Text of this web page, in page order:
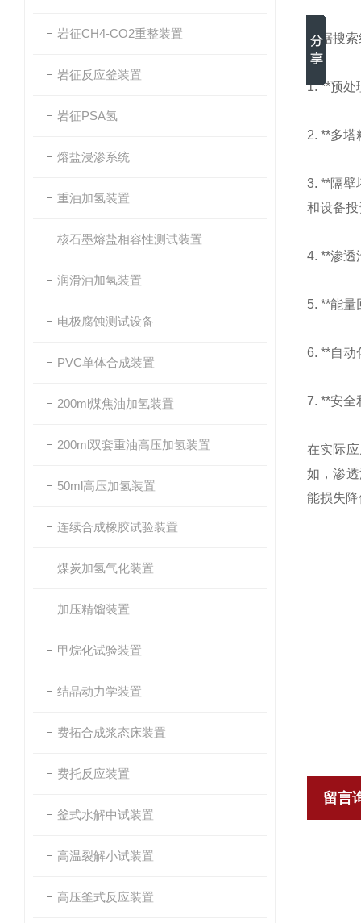
岩征CH4-CO2重整装置
岩征反应釜装置
岩征PSA氢
熔盐浸渗系统
重油加氢装置
核石墨熔盐相容性测试装置
润滑油加氢装置
电极腐蚀测试设备
PVC单体合成装置
200ml煤焦油加氢装置
200ml双套重油高压加氢装置
50ml高压加氢装置
连续合成橡胶试验装置
煤炭加氢气化装置
加压精馏装置
甲烷化试验装置
结晶动力学装置
费拓合成浆态床装置
费托反应装置
釜式水解中试装置
高温裂解小试装置
高压釜式反应装置
根据搜
1. **预处
2. **多塔
3. **隔壁
和设备
4. **渗透
5. **能量
6. **自动
7. **安全
在实际
如，渗
能损失
留言